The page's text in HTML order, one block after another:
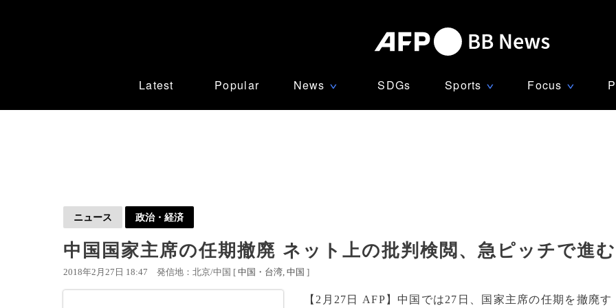
Latest Popular News ∨ SDGs Sports ∨ Focus ∨
ニュース 政治・経済
中国国家主席の任期撤廃 ネット上の批判検閲、急ピッチで進む
2018年2月27日 18:47 発信地：北京/中国 [ 中国・台湾 中国 ]
【2月27日 AFP】中国では27日、国家主席の任期を撤廃す